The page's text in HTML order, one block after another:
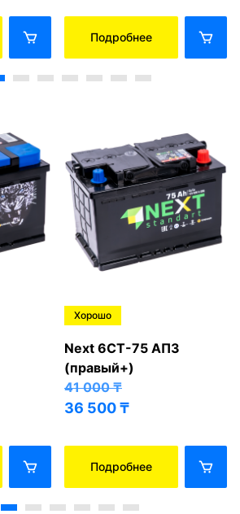
Подробнее
Хорошо
Next 6СТ-75 АПЗ
(правый+)
41 000₸
36 500₸
Подробнее